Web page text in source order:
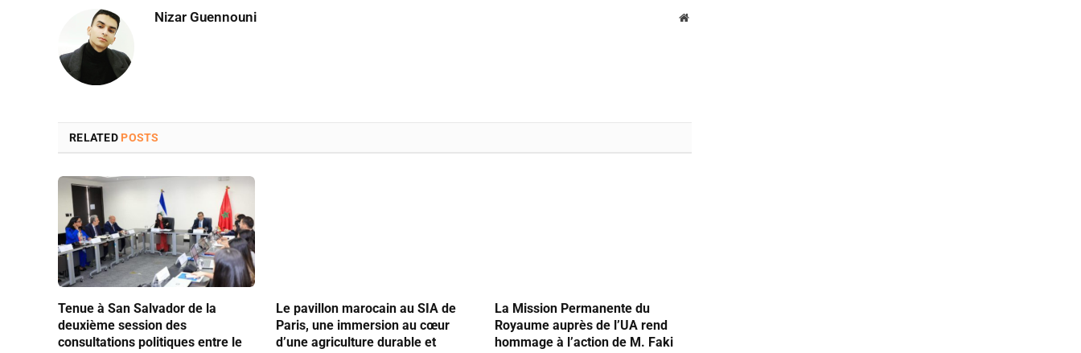
Nizar Guennouni Website
RELATED POSTS
Tenue à San Salvador de la
deuxième session des
consultations politiques entre le
Le pavillon marocain au SIA de
Paris, une immersion au cœur
d’une agriculture durable et
La Mission Permanente du
Royaume auprès de l’UA rend
hommage à l’action de M. Faki